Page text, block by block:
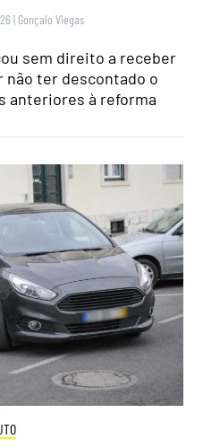
| Gonçalo Viegas
sem direito a receber
não ter descontado o
anteriores à reforma